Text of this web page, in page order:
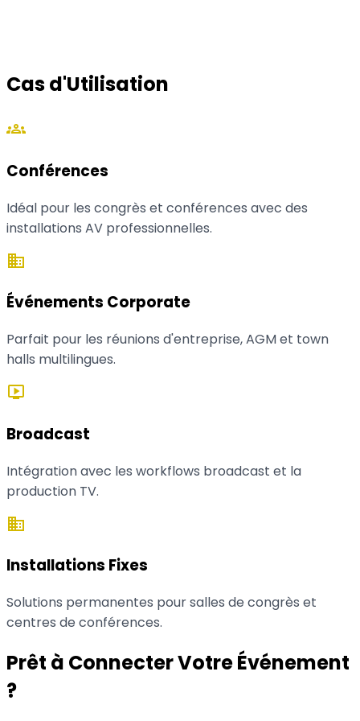
Cas d'Utilisation
groups
Conférences
Idéal pour les congrès et conférences avec des
installations AV professionnelles.
business
Événements Corporate
Parfait pour les réunions d'entreprise, AGM et town
halls multilingues.
live_tv
Broadcast
Intégration avec les workflows broadcast et la
production TV.
domain
Installations Fixes
Solutions permanentes pour salles de congrès et
centres de conférences.
Prêt à Connecter Votre Événement
?